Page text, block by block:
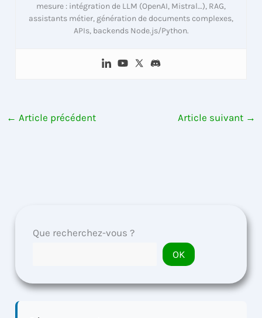
mesure : intégration de LLM (OpenAI, Mistral…), RAG,
assistants métier, génération de documents complexes,
APIs, backends Node.js/Python.
← Article précédent Article suivant →
Que recherchez-vous ?
OK